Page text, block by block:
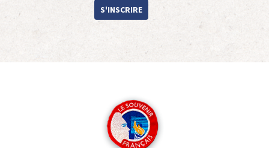
S'INSCRIRE